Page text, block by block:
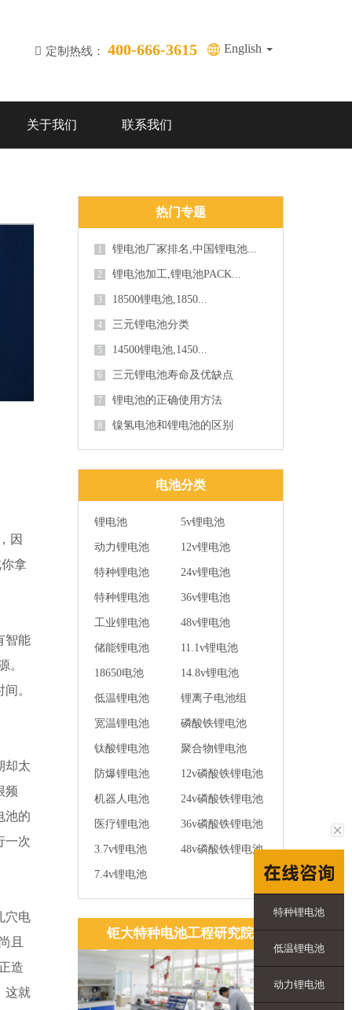
定制热线： 400-666-3615 English
关于我们 联系我们
因
拿
智能
。
。
却太
频
池的
一次
穴电
且
造
这就
热门专题
1 锂电池厂家排名,中国锂电池...
2 锂电池加工,锂电池PACK...
3 18500锂电池,1850...
4 三元锂电池分类
5 14500锂电池,1450...
6 三元锂电池寿命及优缺点
7 锂电池的正确使用方法
8 镍氢电池和锂电池的区别
电池分类
锂电池 5v锂电池
动力锂电池 12v锂电池
特种锂电池 24v锂电池
特种锂电池 36v锂电池
工业锂电池 48v锂电池
储能锂电池 11.1v锂电池
18650电池 14.8v锂电池
低温锂电池 锂离子电池组
宽温锂电池 磷酸铁锂电池
钛酸锂电池 聚合物锂电池
防爆锂电池 12v磷酸铁锂电池
机器人电池 24v磷酸铁锂电池
医疗锂电池 36v磷酸铁锂电池
3.7v锂电池 48v磷酸铁锂电池
7.4v锂电池
钜大特种电池工程研究院
特种锂电池
低温锂电池
动力锂电池